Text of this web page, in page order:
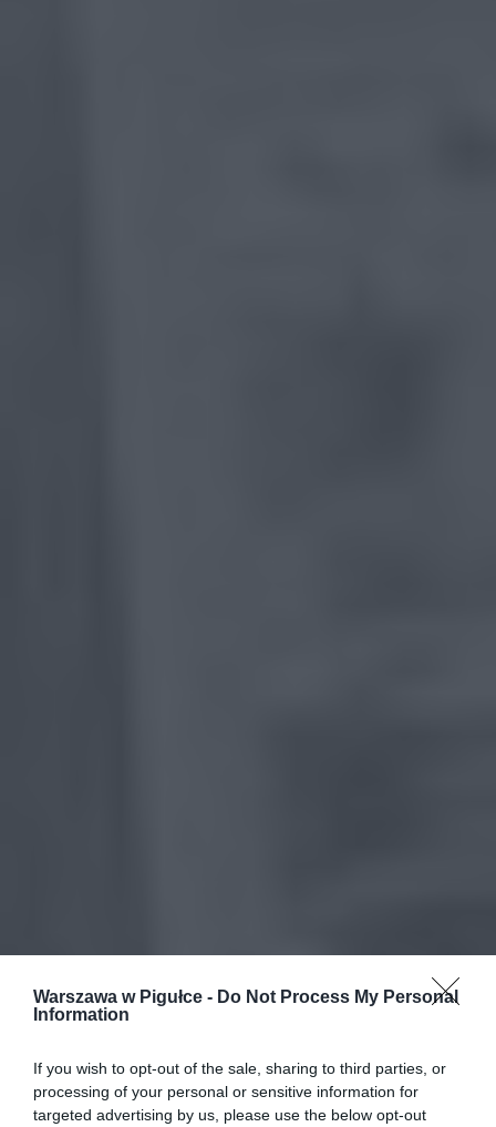
Warszawa w Pigułce - Do Not Process My Personal
Information
If you wish to opt-out of the sale, sharing to third parties, or
processing of your personal or sensitive information for
targeted advertising by us, please use the below opt-out